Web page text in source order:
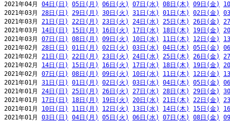
2021年04月 04日(日) 05日(月) 06日(火) 07日(水) 08日(木) 09日(金)
2021年03月 28日(日) 29日(月) 30日(火) 31日(水) 01日(木) 02日(金)
2021年03月 21日(日) 22日(月) 23日(火) 24日(水) 25日(木) 26日(金)
2021年03月 14日(日) 15日(月) 16日(火) 17日(水) 18日(木) 19日(金)
2021年03月 07日(日) 08日(月) 09日(火) 10日(水) 11日(木) 12日(金)
2021年02月 28日(日) 01日(月) 02日(火) 03日(水) 04日(木) 05日(金)
2021年02月 21日(日) 22日(月) 23日(火) 24日(水) 25日(木) 26日(金)
2021年02月 14日(日) 15日(月) 16日(火) 17日(水) 18日(木) 19日(金)
2021年02月 07日(日) 08日(月) 09日(火) 10日(水) 11日(木) 12日(金)
2021年01月 31日(日) 01日(月) 02日(火) 03日(水) 04日(木) 05日(金)
2021年01月 24日(日) 25日(月) 26日(火) 27日(水) 28日(木) 29日(金)
2021年01月 17日(日) 18日(月) 19日(火) 20日(水) 21日(木) 22日(金)
2021年01月 10日(日) 11日(月) 12日(火) 13日(水) 14日(木) 15日(金)
2021年01月 03日(日) 04日(月) 05日(火) 06日(水) 07日(木) 08日(金)